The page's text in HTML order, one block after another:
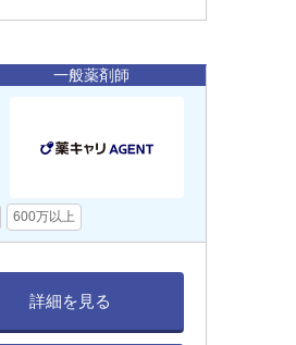
一般薬剤師
600万以上
詳細を見る